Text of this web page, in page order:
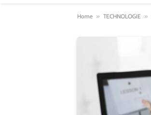
Home » TECHNOLOGIE »